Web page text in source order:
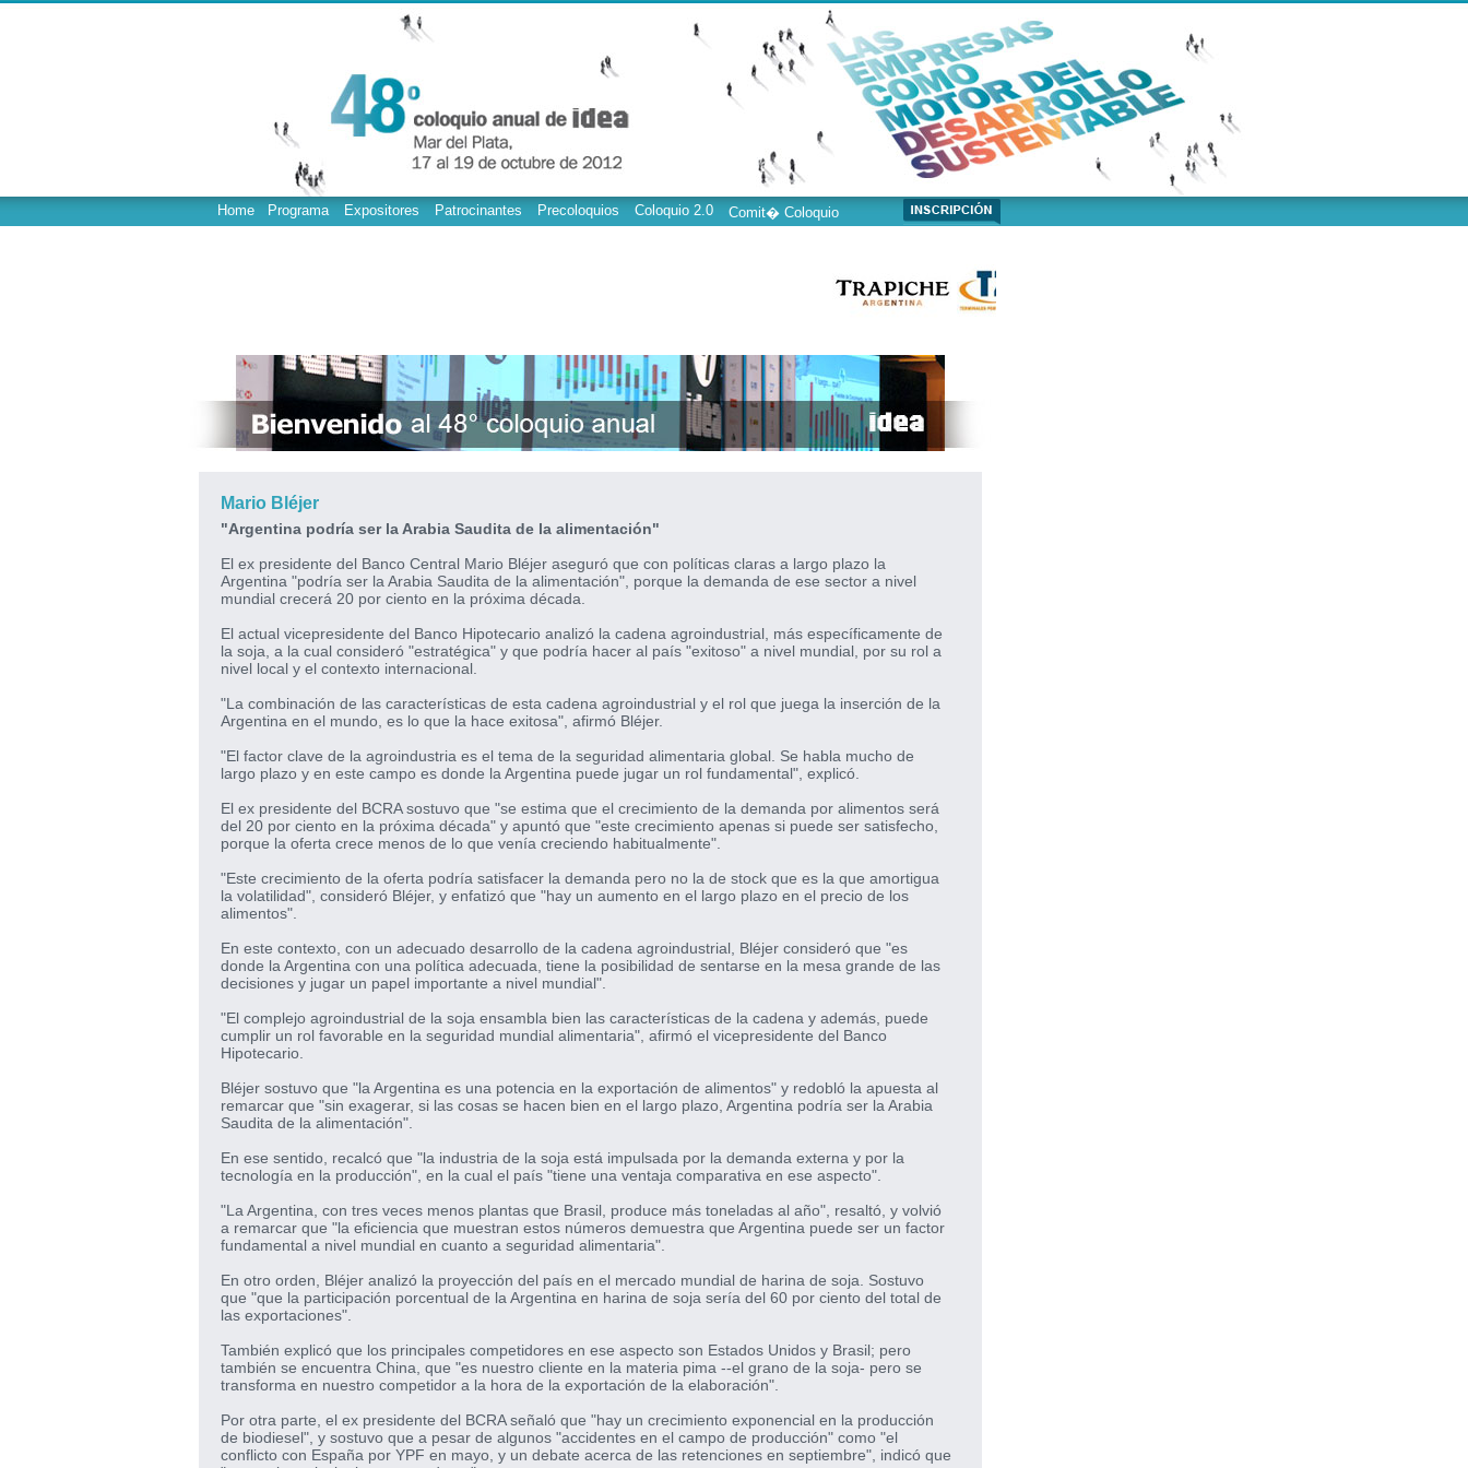
Home Programa Expositores Patrocinantes Precoloquios Coloquio 2.0 Comit� Coloquio
Mario Bléjer
"Argentina podría ser la Arabia Saudita de la alimentación"
El ex presidente del Banco Central Mario Bléjer aseguró que con políticas claras a largo plazo la
Argentina "podría ser la Arabia Saudita de la alimentación", porque la demanda de ese sector a nivel
mundial crecerá 20 por ciento en la próxima década.
El actual vicepresidente del Banco Hipotecario analizó la cadena agroindustrial, más específicamente de
la soja, a la cual consideró "estratégica" y que podría hacer al país "exitoso" a nivel mundial, por su rol a
nivel local y el contexto internacional.
"La combinación de las características de esta cadena agroindustrial y el rol que juega la inserción de la
Argentina en el mundo, es lo que la hace exitosa", afirmó Bléjer.
"El factor clave de la agroindustria es el tema de la seguridad alimentaria global. Se habla mucho de
largo plazo y en este campo es donde la Argentina puede jugar un rol fundamental", explicó.
El ex presidente del BCRA sostuvo que "se estima que el crecimiento de la demanda por alimentos será
del 20 por ciento en la próxima década" y apuntó que "este crecimiento apenas si puede ser satisfecho,
porque la oferta crece menos de lo que venía creciendo habitualmente".
"Este crecimiento de la oferta podría satisfacer la demanda pero no la de stock que es la que amortigua
la volatilidad", consideró Bléjer, y enfatizó que "hay un aumento en el largo plazo en el precio de los
alimentos".
En este contexto, con un adecuado desarrollo de la cadena agroindustrial, Bléjer consideró que "es
donde la Argentina con una política adecuada, tiene la posibilidad de sentarse en la mesa grande de las
decisiones y jugar un papel importante a nivel mundial".
"El complejo agroindustrial de la soja ensambla bien las características de la cadena y además, puede
cumplir un rol favorable en la seguridad mundial alimentaria", afirmó el vicepresidente del Banco
Hipotecario.
Bléjer sostuvo que "la Argentina es una potencia en la exportación de alimentos" y redobló la apuesta al
remarcar que "sin exagerar, si las cosas se hacen bien en el largo plazo, Argentina podría ser la Arabia
Saudita de la alimentación".
En ese sentido, recalcó que "la industria de la soja está impulsada por la demanda externa y por la
tecnología en la producción", en la cual el país "tiene una ventaja comparativa en ese aspecto".
"La Argentina, con tres veces menos plantas que Brasil, produce más toneladas al año", resaltó, y volvió
a remarcar que "la eficiencia que muestran estos números demuestra que Argentina puede ser un factor
fundamental a nivel mundial en cuanto a seguridad alimentaria".
En otro orden, Bléjer analizó la proyección del país en el mercado mundial de harina de soja. Sostuvo
que "que la participación porcentual de la Argentina en harina de soja sería del 60 por ciento del total de
las exportaciones".
También explicó que los principales competidores en ese aspecto son Estados Unidos y Brasil; pero
también se encuentra China, que "es nuestro cliente en la materia pima --el grano de la soja- pero se
transforma en nuestro competidor a la hora de la exportación de la elaboración".
Por otra parte, el ex presidente del BCRA señaló que "hay un crecimiento exponencial en la producción
de biodiesel", y sostuvo que a pesar de algunos "accidentes en el campo de producción" como "el
conflicto con España por YPF en mayo, y un debate acerca de las retenciones en septiembre", indicó que